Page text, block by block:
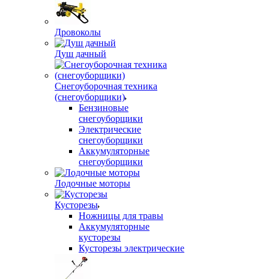
Дровоколы
Душ дачный
Снегоуборочная техника
(снегоуборщики)
Бензиновые
снегоуборщики
Электрические
снегоуборщики
Аккумуляторные
снегоуборщики
Лодочные моторы
Кусторезы
Ножницы для травы
Аккумуляторные
кусторезы
Кусторезы электрические